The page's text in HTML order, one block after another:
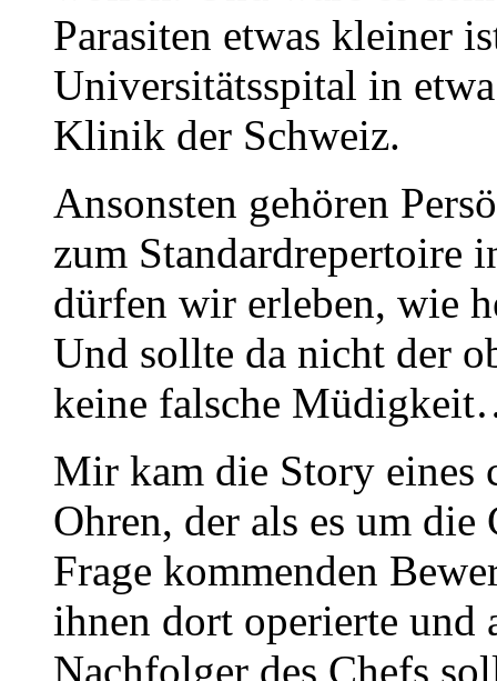
Parasiten etwas kleiner
Universitätsspital in
Klinik der Schweiz.
Ansonsten gehören
zum Standardrepertoire
dürfen wir erleben, wie
Und sollte da nicht der
keine falsche
Mir kam die Story eines
Ohren, der als es um
Frage kommenden
ihnen dort operierte und
Nachfolger des Chefs